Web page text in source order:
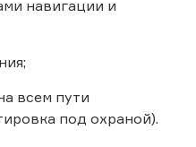
навигации и
всем пути
под охраной).